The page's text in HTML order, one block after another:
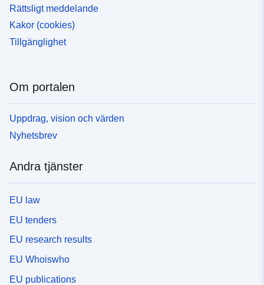
Rättsligt meddelande
Kakor (cookies)
Tillgänglighet
Om portalen
Uppdrag, vision och värden
Nyhetsbrev
Andra tjänster
EU law
EU tenders
EU research results
EU Whoiswho
EU publications